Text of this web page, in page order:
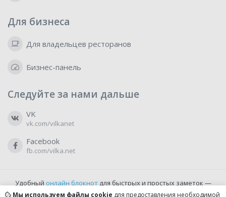
Для бизнеса
Для владельцев ресторанов
Бизнес-панель
Следуйте за нами дальше
VK
vk.com/vilkanet
Facebook
fb.com/vilka.net
Удобный онлайн блокнотдля быстрых и простых заметок —
бесплатно и доступно прямо из браузера.
Мы используем файлы cookie для предоставления необходимой